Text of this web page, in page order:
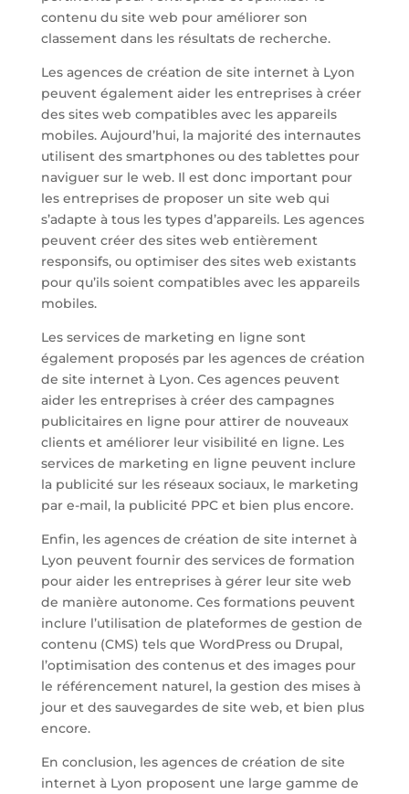
contenu du site web pour améliorer son
classement dans les résultats de recherche.
Les agences de création de site internet à Lyon
peuvent également aider les entreprises à créer
des sites web compatibles avec les appareils
mobiles. Aujourd’hui, la majorité des internautes
utilisent des smartphones ou des tablettes pour
naviguer sur le web. Il est donc important pour
les entreprises de proposer un site web qui
s’adapte à tous les types d’appareils. Les agences
peuvent créer des sites web entièrement
responsifs, ou optimiser des sites web existants
pour qu’ils soient compatibles avec les appareils
mobiles.
Les services de marketing en ligne sont
également proposés par les agences de création
de site internet à Lyon. Ces agences peuvent
aider les entreprises à créer des campagnes
publicitaires en ligne pour attirer de nouveaux
clients et améliorer leur visibilité en ligne. Les
services de marketing en ligne peuvent inclure
la publicité sur les réseaux sociaux, le marketing
par e-mail, la publicité PPC et bien plus encore.
Enfin, les agences de création de site internet à
Lyon peuvent fournir des services de formation
pour aider les entreprises à gérer leur site web
de manière autonome. Ces formations peuvent
inclure l’utilisation de plateformes de gestion de
contenu (CMS) tels que WordPress ou Drupal,
l’optimisation des contenus et des images pour
le référencement naturel, la gestion des mises à
jour et des sauvegardes de site web, et bien plus
encore.
En conclusion, les agences de création de site
internet à Lyon proposent une large gamme de